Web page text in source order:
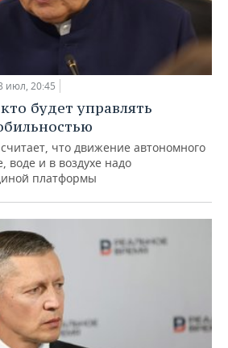
июл, 20:45
будет управлять
что движение автономного
воде и в воздухе надо
платформы